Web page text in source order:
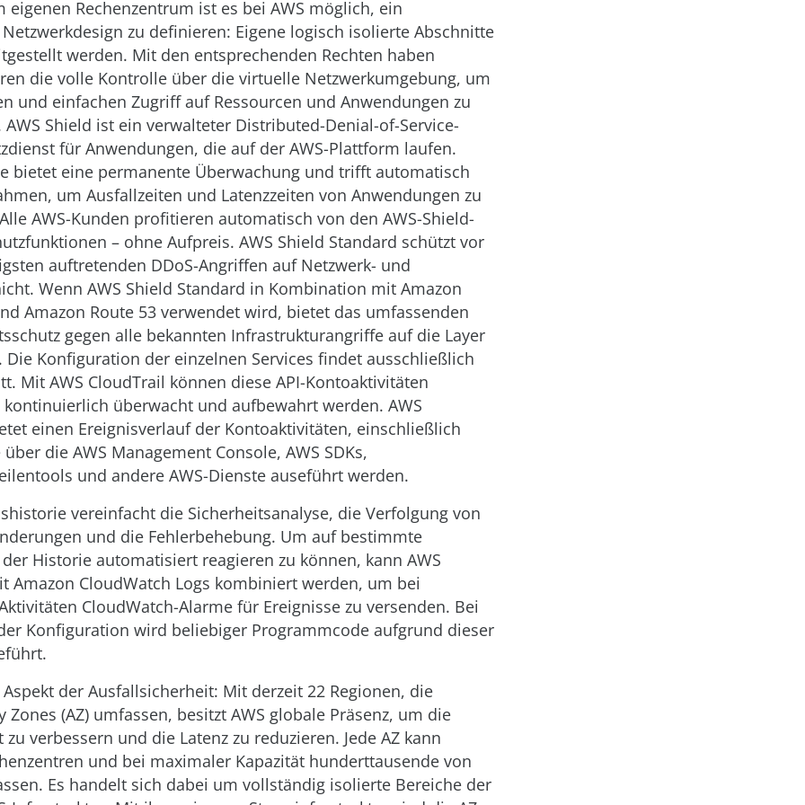
eigenen Rechenzentrum ist es bei AWS möglich, ein
zu definieren: Eigene logisch isolierte Abschnitte
werden. Mit den entsprechenden Rechten haben
die volle Kontrolle über die virtuelle Netzwerkumgebung, um
und einfachen Zugriff auf Ressourcen und Anwendungen zu
Shield ist ein verwalteter Distributed-Denial-of-Service-
für Anwendungen, die auf der AWS-Plattform laufen.
bietet eine permanente Überwachung und trifft automatisch
um Ausfallzeiten und Latenzzeiten von Anwendungen zu
AWS-Kunden profitieren automatisch von den AWS-Shield-
– ohne Aufpreis. AWS Shield Standard schützt vor
auftretenden DDoS-Angriffen auf Netzwerk- und
Wenn AWS Shield Standard in Kombination mit Amazon
Amazon Route 53 verwendet wird, bietet das umfassenden
gegen alle bekannten Infrastrukturangriffe auf die Layer
Konfiguration der einzelnen Services findet ausschließlich
Mit AWS CloudTrail können diese API-Kontoaktivitäten
überwacht und aufbewahrt werden. AWS
einen Ereignisverlauf der Kontoaktivitäten, einschließlich
die AWS Management Console, AWS SDKs,
und andere AWS-Dienste auseführt werden.
vereinfacht die Sicherheitsanalyse, die Verfolgung von
und die Fehlerbehebung. Um auf bestimmte
Historie automatisiert reagieren zu können, kann AWS
Amazon CloudWatch Logs kombiniert werden, um bei
CloudWatch-Alarme für Ereignisse zu versenden. Bei
Konfiguration wird beliebiger Programmcode aufgrund dieser
der Ausfallsicherheit: Mit derzeit 22 Regionen, die
Zones (AZ) umfassen, besitzt AWS globale Präsenz, um die
verbessern und die Latenz zu reduzieren. Jede AZ kann
und bei maximaler Kapazität hunderttausende von
Es handelt sich dabei um vollständig isolierte Bereiche der